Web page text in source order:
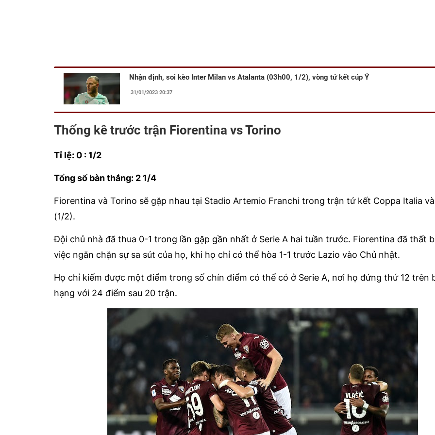
Nhận định, soi kèo Inter Milan vs Atalanta (03h00, 1/2), vòng tứ kết cúp Ý
31/01/2023 20:37
Thống kê trước trận Fiorentina vs Torino
Tỉ lệ: 0 : 1/2
Tổng số bàn thắng: 2 1/4
Fiorentina và Torino sẽ gặp nhau tại Stadio Artemio Franchi trong trận tứ kết Coppa Italia
(1/2).
Đội chủ nhà đã thua 0-1 trong lần gặp gần nhất ở Serie A hai tuần trước. Fiorentina đã thất
việc ngăn chặn sự sa sút của họ, khi họ chỉ có thể hòa 1-1 trước Lazio vào Chủ nhật.
Họ chỉ kiếm được một điểm trong số chín điểm có thể có ở Serie A, nơi họ đứng thứ 12 trên
hạng với 24 điểm sau 20 trận.